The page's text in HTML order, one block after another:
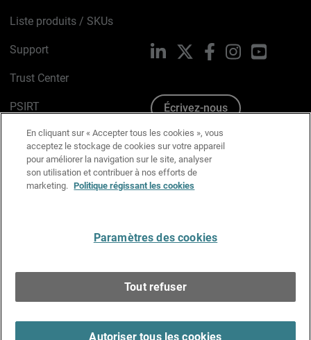
Liste produits / SKUs
Support
Trust Center
PSIRT
Avis sur les cookies
Politique de confidentialité
Charte Graphique
LinkedIn FacebookInstagramYouTube
Écrivez-nous
En cliquant sur « Accepter tous les cookies », vous
acceptez le stockage de cookies sur votre appareil
pour améliorer la navigation sur le site, analyser
son utilisation et contribuer à nos efforts de
marketing. Politique régissant les cookies
Paramètres des cookies
Tout refuser
Autoriser tous les cookies